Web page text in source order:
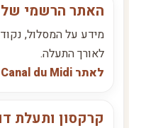
האתר הרשמי של Canal du Midi
מידע על המסלול,
לאורך התעלה.
לאתר Canal du Midi
קרקסון ותעלת